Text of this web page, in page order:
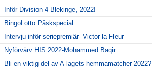
Inför Division 4 Blekinge, 2022!
BingoLotto Påskspecial
Intervju inför seriepremiär- Victor la Fleur
Nyförvärv HIS 2022-Mohammed Baqir
Bli en viktig del av A-lagets hemmamatcher 2022?